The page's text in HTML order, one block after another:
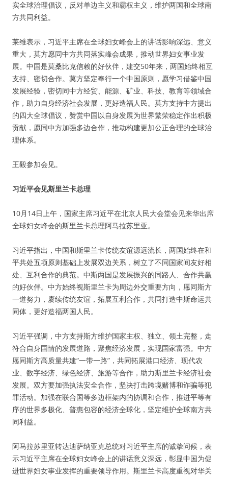
实全球治理倡议，反对单边主义和霸权主义，维护两国和全球南
方共同利益。
莱维表示，习近平主席在全球妇女峰会上的讲话影响深远、意义
重大，莫方愿同中方共同落实峰会成果，推动世界妇女事业发
展。中国是莫桑比克信赖的好伙伴，建交50年来，两国始终相互
支持、密切合作。莫方坚定奉行一个中国原则，愿学习借鉴中国
发展经验，密切同中方经贸、能源、矿业、科技、教育等领域合
作，助力自身经济社会发展，更好造福人民。莫方支持中方提出
的四大全球倡议，赞赏中国以自身发展为世界繁荣稳定作出积极
贡献，愿同中方加强多边合作，推动构建更加公正合理的全球治
理体系。
王毅参加会见。
习近平会见斯里兰卡总理
10月14日上午，国家主席习近平在北京人民大会堂会见来华出席
全球妇女峰会的斯里兰卡总理阿马拉苏里亚。
习近平指出，中国和斯里兰卡传统友谊源远流长，两国始终在和
平共处五项原则基础上发展双边关系，树立了不同国家间友好相
处、互利合作的典范。中斯两国是发展振兴的同路人、合作共赢
的好伙伴。中方始终视斯里兰卡为周边外交重要方向，愿同斯方
一道努力，赓续传统友谊，拓展互利合作，共同打造中斯命运共
同体，更好造福两国人民。
习近平强调，中方支持斯方维护国家主权、独立、领土完整，走
符合自身国情的发展道路，聚焦经济发展，实现国家富强。中方
愿同斯方高质量共建“一带一路”，共同拓展港口经济、现代农
业、数字经济、绿色经济、旅游等合作，助力斯里兰卡经济社会
发展。双方要加强执法安全合作，坚决打击跨境赌博和诈骗等犯
罪活动。加强在联合国等多边框架内的协调和合作，推进平等有
序的世界多极化、普惠包容的经济全球化，坚定维护全球南方共
同利益。
阿马拉苏里亚转达迪萨纳亚克总统对习近平主席的诚挚问候，表
示习近平主席在全球妇女峰会上的讲话意义深远，彰显中国为促
进世界妇女事业发挥的重要领导作用。斯里兰卡高度重视对华关